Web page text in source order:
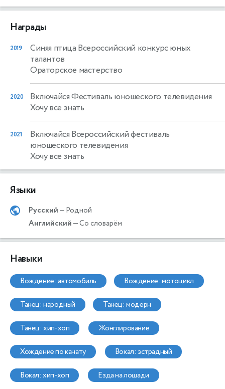
Награды
2019
Синяя птица Всероссийский конкурс юных
талантов
Ораторское мастерство
2020
Включайся Фестиваль юношеского телевидения
Хочу все знать
2021
Включайся Всероссийский фестиваль
юношеского телевидения
Хочу все знать
Языки
Русский— Родной
Английский— Со словарём
Навыки
вождение: автомобиль вождение: мотоцикл
танец: народный танец: модерн
танец: хип-хоп жонглирование
хождение по канату вокал: эстрадный
вокал: хип-хоп езда на лошади